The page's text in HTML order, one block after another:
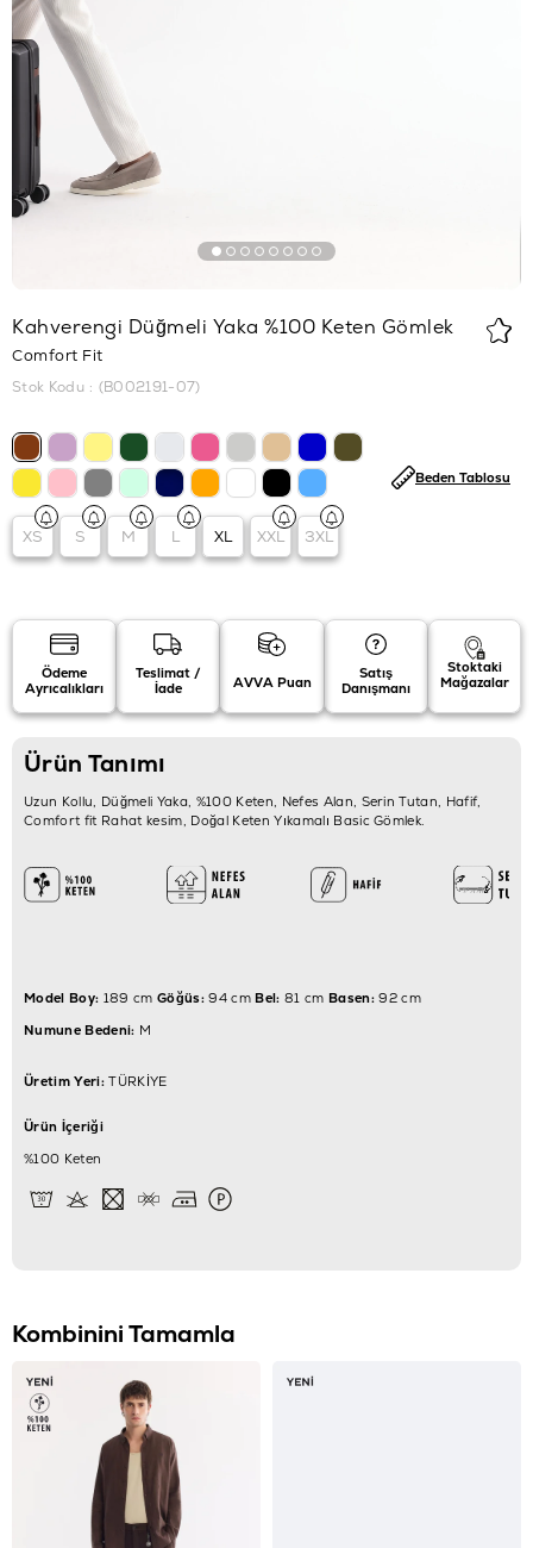
Kahverengi Düğmeli Yaka %100 Keten Gömlek
Comfort Fit
Stok Kodu (B002191-07)
XS S M L XL XXL 3XL
Beden Tablosu
Ödeme
Ayrıcalıkları
Teslimat /
İade
AVVA Puan
Satış
Danışmanı
Stoktaki
Mağazalar
Ürün Tanımı
Uzun Kollu, Düğmeli Yaka, %100 Keten, Nefes Alan, Serin Tutan, Hafif,
Comfort fit Rahat kesim, Doğal Keten Yıkamalı Basic Gömlek.
Model Boy: 189 cm Göğüs:94 cmBel: 81 cm Basen:92 cm
Numune Bedeni: M
Üretim Yeri:TÜRKİYE
Ürün İçeriği
%100 Keten
Kombinini Tamamla